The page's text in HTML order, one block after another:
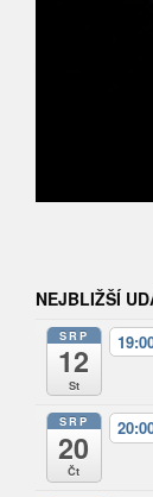
NEJBLIŽŠÍ
SRP
12
St
SRP
20
Čt